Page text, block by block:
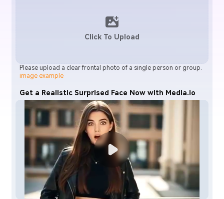
Click To Upload
Please upload a clear frontal photo of a single person or group.
image example
Get a Realistic Surprised Face Now with Media.io